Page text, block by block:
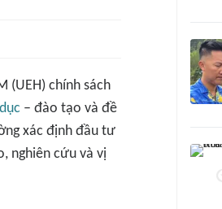
(UEH) chính sách
– đào tạo và đề
xác định đầu tư
nghiên cứu và vị